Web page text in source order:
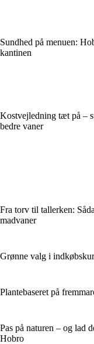
Sundhed på menuen:
kantinen
Kostvejledning tæt på –
bedre vaner
Fra torv til tallerken:
madvaner
Grønne valg i
Plantebaseret på
Pas på naturen – og lad
Hobro